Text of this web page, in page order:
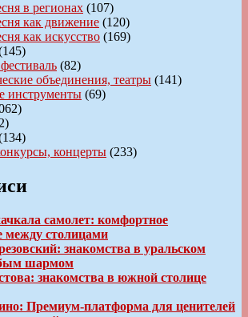
в регионах (107)
как движение (120)
как искусство (169)
(82)
объединения, театры (141)
инструменты (69)
концерты (233)
самолет: комфортное
между столицами
знакомства в уральском
шармом
знакомства в южной столице
Премиум-платформа для ценителей